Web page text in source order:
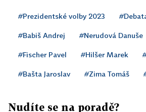
#Prezidentské volby 2023
#Babiš Andrej #Nerudová Danuše
#Fischer Pavel #Hilšer Marek
#Bašta Jaroslav #Zima Tomáš
Nudíte se na poradě?